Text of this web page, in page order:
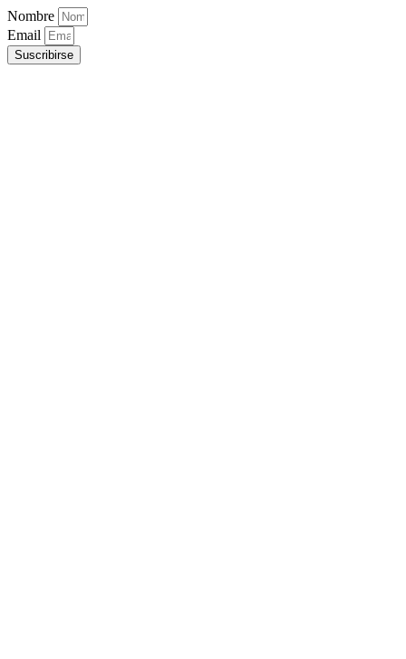
Nombre
Email
Suscribirse